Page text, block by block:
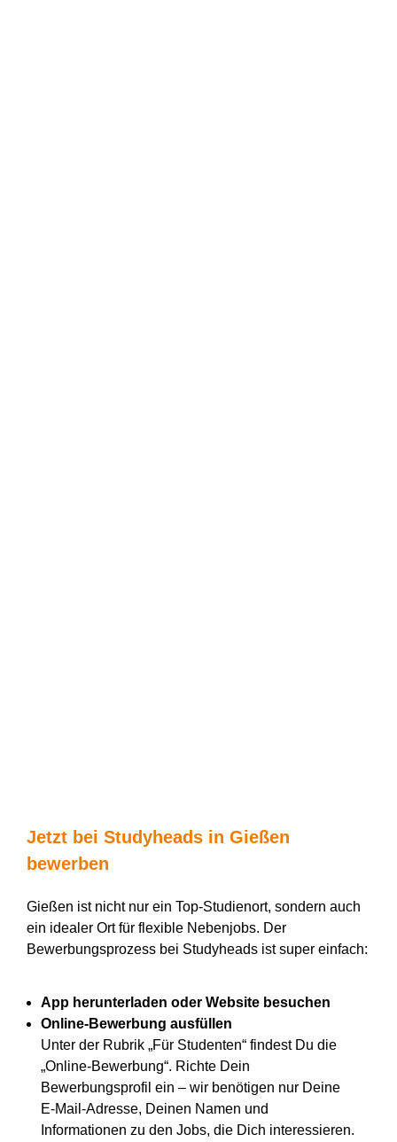
Jetzt bei Studyheadsin Gießen
bewerben
Gießen ist nicht nur ein Top-Studienort, sondern auch
ein idealer Ort für flexible Nebenjobs. Der
Bewerbungsprozess bei Studyheads ist super einfach:
App herunterladen oder Website besuchen
Online-Bewerbung ausfüllen
Unter der Rubrik „Für Studenten“ findest Du die
„Online-Bewerbung“. Richte Dein
Bewerbungsprofil ein – wir benötigen nur Deine
E-Mail-Adresse, Deinen Namen und
Informationen zu den Jobs, die Dich interessieren.